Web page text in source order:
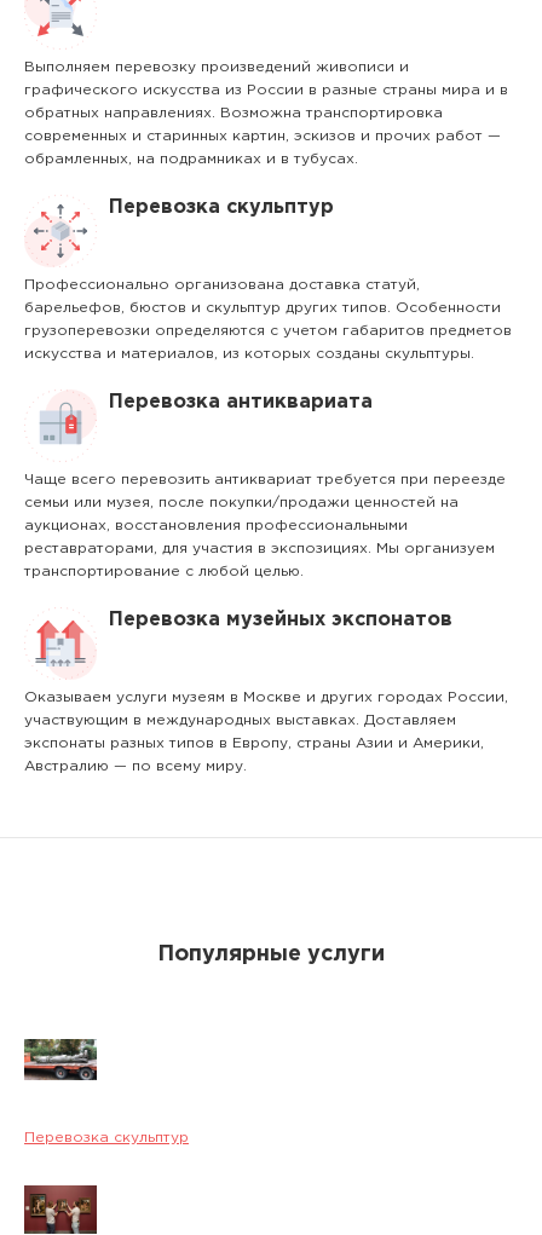
Выполняем перевозку произведений живописи и
графического искусства из России в разные страны мира и в
обратных направлениях. Возможна транспортировка
современных и старинных картин, эскизов и прочих работ —
обрамленных, на подрамниках и в тубусах.
Перевозка скульптур
Профессионально организована доставка статуй,
барельефов, бюстов и скульптур других типов. Особенности
грузоперевозки определяются с учетом габаритов предметов
искусства и материалов, из которых созданы скульптуры.
Перевозка антиквариата
Чаще всего перевозить антиквариат требуется при переезде
семьи или музея, после покупки/продажи ценностей на
аукционах, восстановления профессиональными
реставраторами, для участия в экспозициях. Мы организуем
транспортирование с любой целью.
Перевозка музейных экспонатов
Оказываем услуги музеям в Москве и других городах России,
участвующим в международных выставках. Доставляем
экспонаты разных типов в Европу, страны Азии и Америки,
Австралию — по всему миру.
Популярные услуги
Перевозка скульптур